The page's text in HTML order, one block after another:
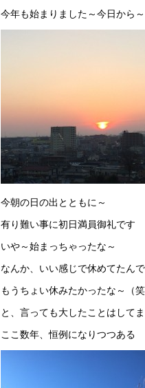
今年も始まりました～今日から～
今朝の日の出とともに～
有り難い事に初日満員御礼です
いや～始まっちゃったな～
なんか、いい感じで休めてたんで
もうちょい休みたかったな～（
と、言っても大したことはして
ここ数年、恒例になりつつある